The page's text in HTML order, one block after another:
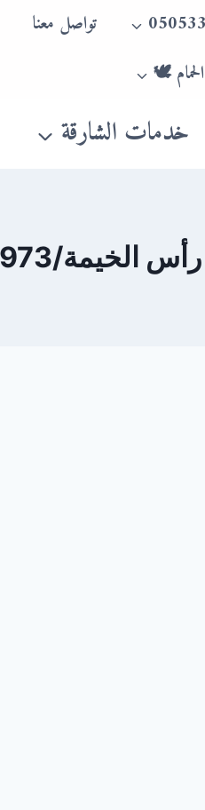
تواصل معنا
🕊
خدمات الشارقة
0505337973